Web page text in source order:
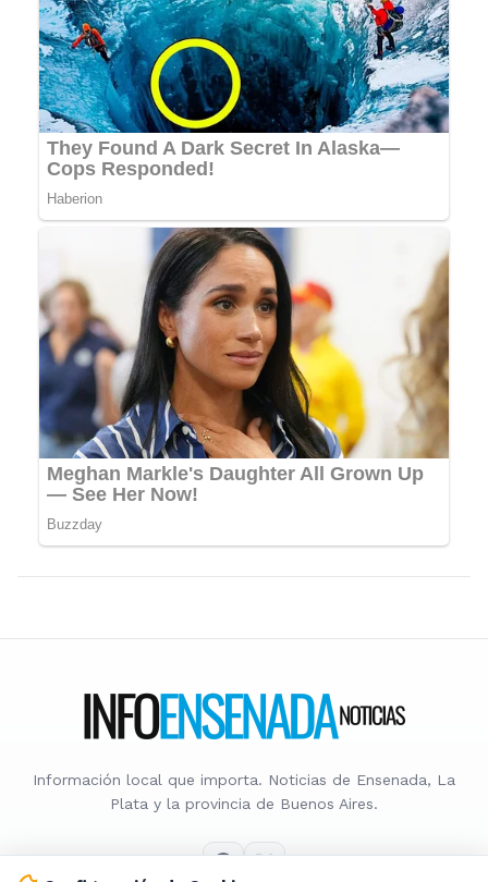
Información local que importa. Noticias de Ensenada, La
Plata y la provincia de Buenos Aires.